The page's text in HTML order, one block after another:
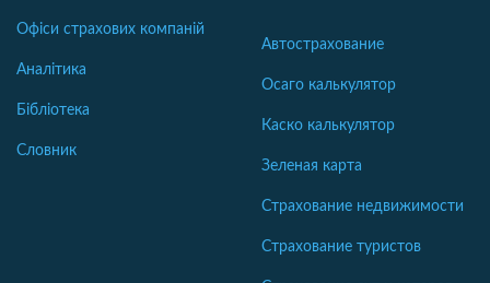
Офіси страхових компаній
Аналітика
Бібліотека
Словник
Автострахование
Осаго калькулятор
Каско калькулятор
Зеленая карта
Страхование недвижимости
Страхование туристов